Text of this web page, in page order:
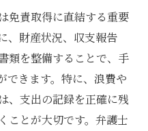
免責取得に直結する重要
、財産状況、収支報告
類を整備することで、手
できます。特に、浪費や
、支出の記録を正確に残
ことが大切です。弁護士